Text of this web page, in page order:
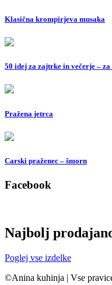
Klasična krompirjeva musaka
50 idej za zajtrke in večerje –
Pražena jetrca
Carski praženec – šmorn
Facebook
Najbolj
Poglej vse izdelke
©Anina kuhinja | Vse